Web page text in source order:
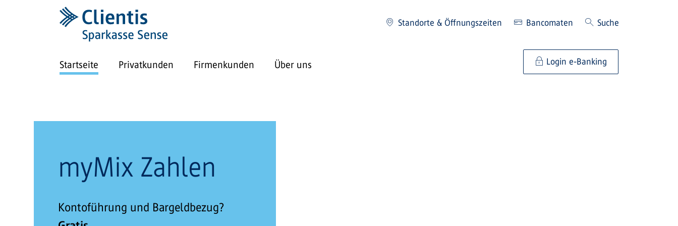
Standorte & Öffnungszeiten Bancomaten Suche
Startseite Privatkunden Firmenkunden Über uns Login e-Banking
myMix Zahlen
Kontoführung und Bargeldbezug?